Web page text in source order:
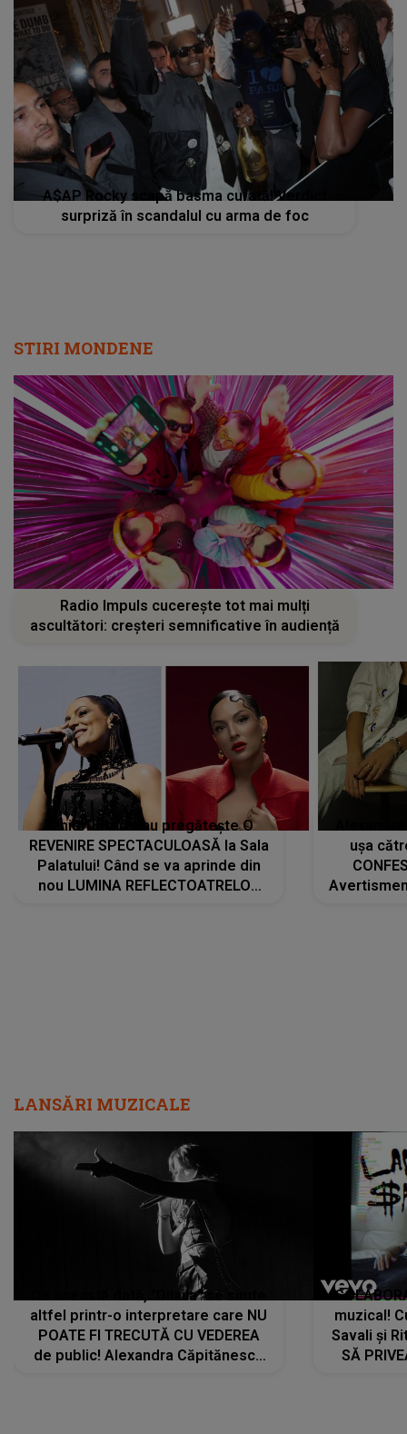
A$AP Rocky scapă basma curată! Verdict
surpriză în scandalul cu arma de foc
STIRI MONDENE
Radio Impuls cucerește tot mai mulți
ascultători: creșteri semnificative în audiență
Tania Turtureanu pregătește O
REVENIRE SPECTACULOASĂ la Sala
Palatului! Când se va aprinde din
nou LUMINA REFLECTOATRELOR
ușa
LANSĂRI MUZICALE
De această dată, "Dilaila" se simte
altfel printr-o interpretare care NU
POATE FI TRECUTĂ CU VEDEREA
de public! Alexandra Căpitănescu
muzical!
Savali și
SĂ